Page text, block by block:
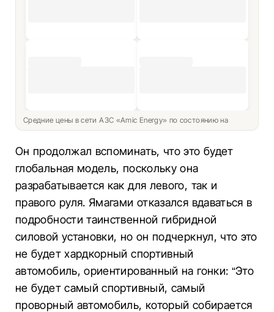
Средние цены в сети АЗС «Amic Energy» по состоянию на
Он продолжал вспоминать, что это будет
глобальная модель, поскольку она
разрабатывается как для левого, так и
правого руля. Ямагами отказался вдаваться в
подробности таинственной гибридной
силовой установки, но он подчеркнул, что это
не будет хардкорный спортивный
автомобиль, ориентированный на гонки: “Это
не будет самый спортивный, самый
проворный автомобиль, который собирается